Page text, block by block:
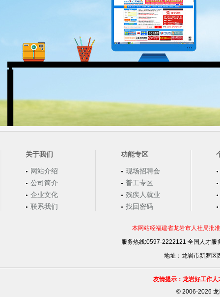
关于我们
网站介绍
公司简介
企业文化
联系我们
功能专区
现场招聘会
普工专区
残疾人就业
找回密码
本网站经福建省龙岩市人社局批
服务热线:0597-2222121 全国人才
地址：龙岩市新罗区
友情提示：龙岩好工作
©2006-2026 龙